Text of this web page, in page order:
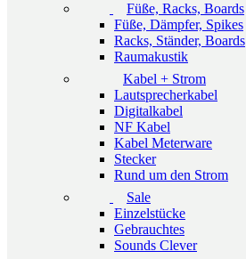
Füße, Racks, Boards
Füße, Dämpfer, Spikes
Racks, Ständer, Boards
Raumakustik
Kabel + Strom
Lautsprecherkabel
Digitalkabel
NF Kabel
Kabel Meterware
Stecker
Rund um den Strom
Sale
Einzelstücke
Gebrauchtes
Sounds Clever